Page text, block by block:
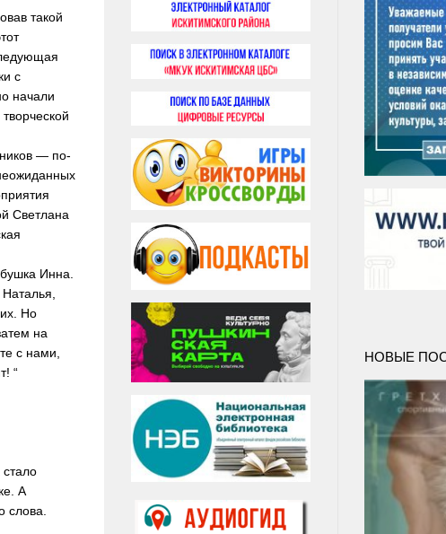
такой
с
начали
— по-
Светлана
Инна.
Но
на
с нами,
“
А
слова.
НОВЫЕ